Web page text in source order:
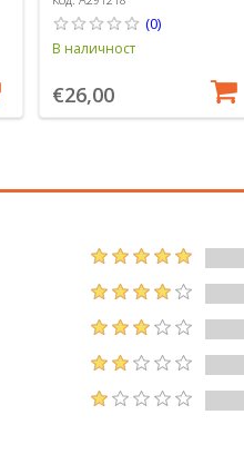
(0)
В наличност
€26,00